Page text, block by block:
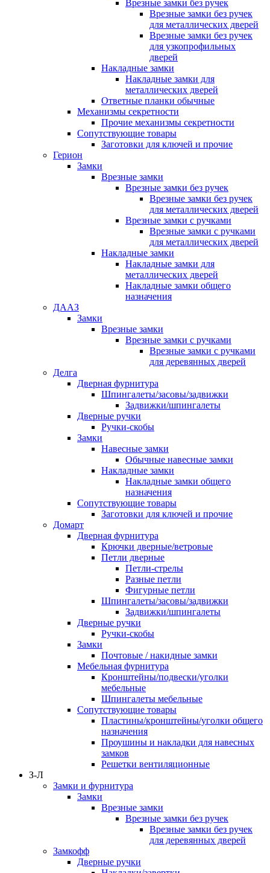
Врезные замки без ручек
Врезные замки без ручек
для металлических дверей
Врезные замки без ручек
для узкопрофильных
дверей
Накладные замки
Накладные замки для
металлических дверей
Ответные планки обычные
Механизмы секретности
Прочие механизмы секретности
Сопутствующие товары
Заготовки для ключей и прочие
Герион
Замки
Врезные замки
Врезные замки без ручек
Врезные замки без ручек
для металлических дверей
Врезные замки с ручками
Врезные замки с ручками
для металлических дверей
Накладные замки
Накладные замки для
металлических дверей
Накладные замки общего
назначения
ДААЗ
Замки
Врезные замки
Врезные замки с ручками
Врезные замки с ручками
для деревянных дверей
Делга
Дверная фурнитура
Шпингалеты/засовы/задвижки
Задвижки/шпингалеты
Дверные ручки
Ручки-скобы
Замки
Навесные замки
Обычные навесные замки
Накладные замки
Накладные замки общего
назначения
Сопутствующие товары
Заготовки для ключей и прочие
Домарт
Дверная фурнитура
Крючки дверные/ветровые
Петли дверные
Петли-стрелы
Разные петли
Фигурные петли
Шпингалеты/засовы/задвижки
Задвижки/шпингалеты
Дверные ручки
Ручки-скобы
Замки
Почтовые / накидные замки
Мебельная фурнитура
Кронштейны/подвески/уголки
мебельные
Шпингалеты мебельные
Сопутствующие товары
Пластины/кронштейны/уголки общего
назначения
Проушины и накладки для навесных
замков
Решетки вентиляционные
З-Л
Замки и фурнитура
Замки
Врезные замки
Врезные замки без ручек
Врезные замки без ручек
для деревянных дверей
Замкофф
Дверные ручки